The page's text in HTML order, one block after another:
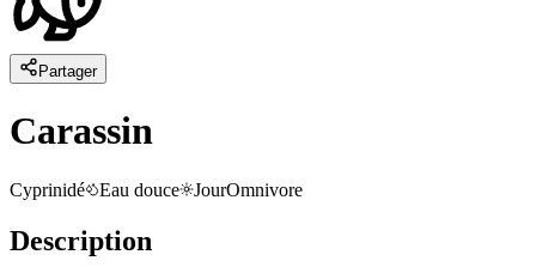
Partager
Carassin
Cyprinidé Eau douce JourOmnivore
Description